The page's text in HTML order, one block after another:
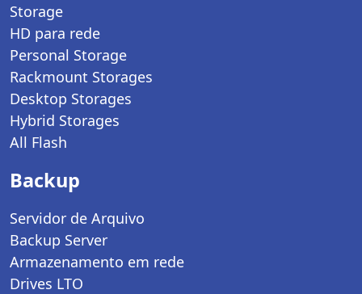
Storage
HD para rede
Personal Storage
Rackmount Storages
Desktop Storages
Hybrid Storages
All Flash
Backup
Servidor de Arquivo
Backup Server
Armazenamento em rede
Drives LTO